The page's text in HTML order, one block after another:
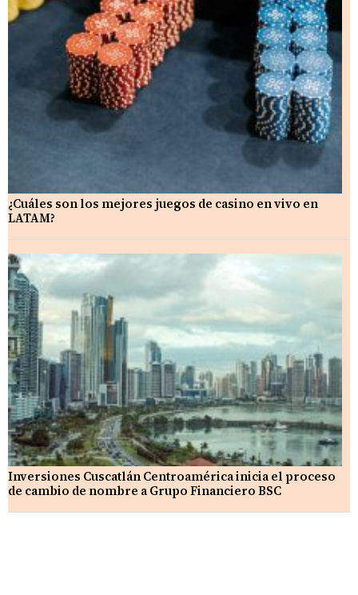
¿Cuáles son los mejores juegos de casino en vivo en
LATAM?
Inversiones Cuscatlán Centroamérica inicia el proceso
de cambio de nombre a Grupo Financiero BSC